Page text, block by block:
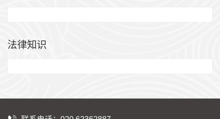
法律知识